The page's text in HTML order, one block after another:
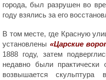
города, был разрушен во
году взялись за его
В том месте, где Красную
установлены «Царские
1888 году, затем
недавно были практически
возвышается скульптура